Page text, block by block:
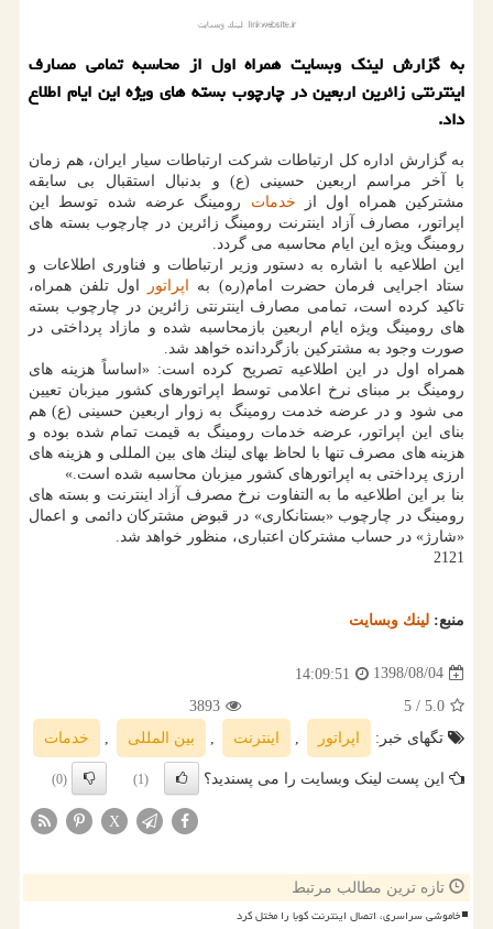
به گزارش لینك وبسایت همراه اول از محاسبه تمامی مصارف
اینترنتی زائرین اربعین در چارچوب بسته های ویژه این ایام اطلاع
داد.
به گزارش اداره كل ارتباطات شركت ارتباطات سیار ایران، هم زمان
با آخر مراسم اربعین حسینی (ع) و بدنبال استقبال بی سابقه
مشتركین همراه اول از خدمات رومینگ عرضه شده توسط این
اپراتور، مصارف آزاد اینترنت رومینگ زائرین در چارچوب بسته های
رومینگ ویژه این ایام محاسبه می گردد.
این اطلاعیه با اشاره به دستور وزیر ارتباطات و فناوری اطلاعات و
ستاد اجرایی فرمان حضرت امام(ره) به
اپراتور
اول تلفن همراه،
تاكید كرده است، تمامی مصارف اینترنتی زائرین در چارچوب بسته
های رومینگ ویژه ایام اربعین بازمحاسبه شده و مازاد پرداختی در
صورت وجود به مشتركین بازگردانده خواهد شد.
همراه اول در این اطلاعیه تصریح كرده است: «اساساً هزینه های
رومینگ بر مبنای نرخ اعلامی توسط اپراتورهای كشور میزبان تعیین
می شود و در عرضه خدمت رومینگ به زوار اربعین حسینی (ع) هم
بنای این اپراتور، عرضه خدمات رومینگ به قیمت تمام شده بوده و
هزینه های مصرف تنها با لحاظ بهای لینك های بین المللی و هزینه های
ارزی پرداختی به اپراتورهای كشور میزبان محاسبه شده است.»
بنا بر این اطلاعیه ما به التفاوت نرخ مصرف آزاد اینترنت و بسته های
رومینگ در چارچوب «بستانكاری» در قبوض مشتركان دائمی و اعمال
«شارژ» در حساب مشتركان اعتباری، منظور خواهد شد.
2121
منبع: لینك وبسایت
1398/08/04
14:09:51
5.0
/ 5
3893
تگهای خبر:
اپراتور , اینترنت , بین المللی , خدمات
این پست لینک وبسایت را می پسندید؟ (1)
(0)
X
تازه ترین مطالب مرتبط
خاموشی سراسری، اتصال اینترنت کوبا را مختل کرد